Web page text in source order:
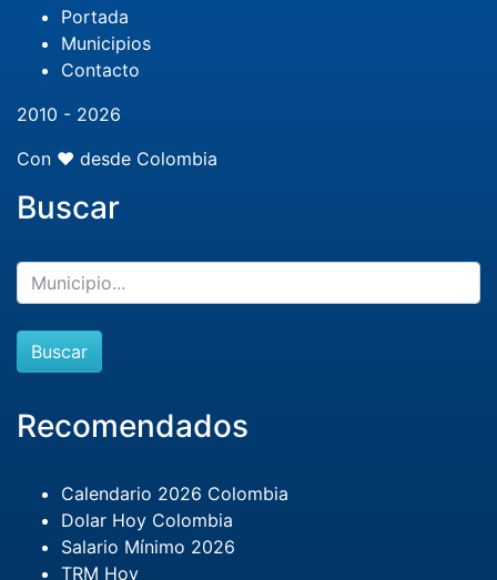
Portada
Municipios
Contacto
2010 - 2026
Con ❤️ desde Colombia
Buscar
Buscar
Recomendados
Calendario 2026 Colombia
Dolar Hoy Colombia
Salario Mínimo 2026
TRM Hoy